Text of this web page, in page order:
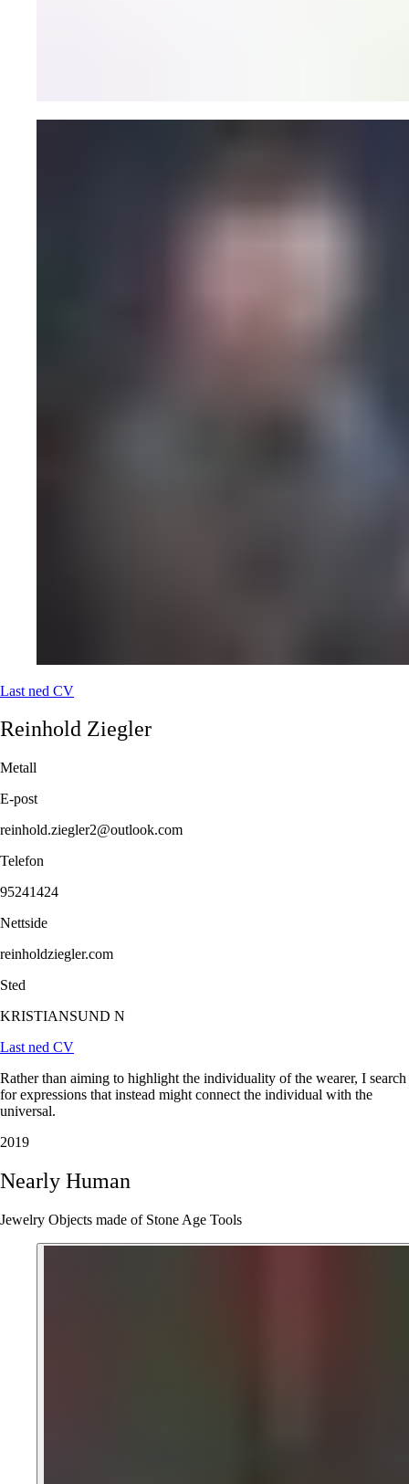
Last ned CV
Reinhold Ziegler
Metall
E-post
reinhold.ziegler2@outlook.com
Telefon
95241424
Nettside
reinholdziegler.com
Sted
KRISTIANSUND N
Last ned CV
Rather than aiming to highlight the individuality of the wearer, I search
for expressions that instead might connect the individual with the
universal.
2019
Nearly Human
Jewelry Objects made of Stone Age Tools